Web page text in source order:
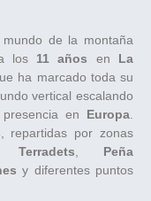
mundo de la montaña
los 11 años en La
ha marcado toda su
vertical escalando
presencia en Europa
, repartidas por zonas
Terradets
Peña
y diferentes puntos